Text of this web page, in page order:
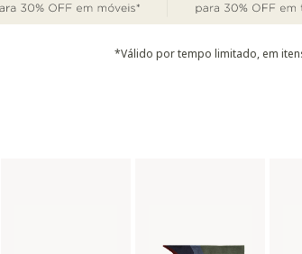
*Válido por tempo limitado, em